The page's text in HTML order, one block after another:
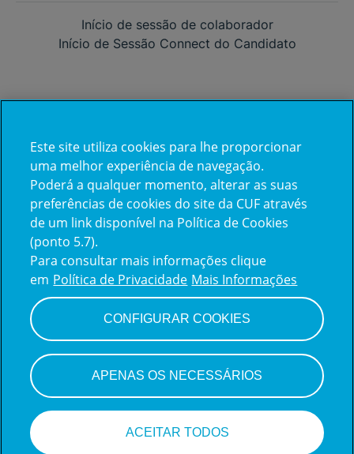
Início de sessão de colaborador
Início de Sessão Connect do Candidato
Já trabalha na CUF?
Vamos encontrar juntos o seu
próximo colega de equipe.
Iniciar sessão
Este site utiliza cookies para lhe proporcionar
uma melhor experiência de navegação.
Poderá a qualquer momento, alterar as suas
preferências de cookies do site da CUF através
de um link disponível na Política de Cookies
(ponto 5.7).
Para consultar mais informações clique
em Política de Privacidade Mais Informações
CONFIGURAR COOKIES
APENAS OS NECESSÁRIOS
ACEITAR TODOS